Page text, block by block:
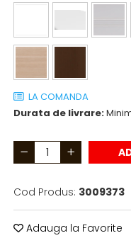
LA COMANDA
Durata de livrare:
Cod Produs: 3009373
Adauga la Favorite